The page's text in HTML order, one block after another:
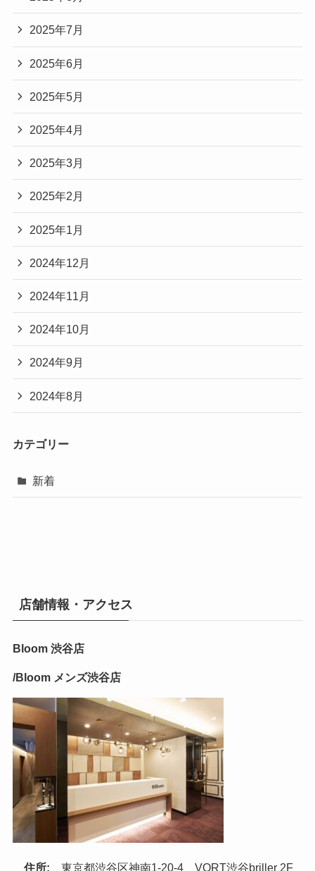
2025年7月
2025年6月
2025年5月
2025年4月
2025年3月
2025年2月
2025年1月
2024年12月
2024年11月
2024年10月
2024年9月
2024年8月
カテゴリー
新着
店舗情報・アクセス
Bloom 渋谷店
/Bloom メンズ渋谷店
住所: 東京都渋谷区神南1-20-4 VORT渋谷briller 2F